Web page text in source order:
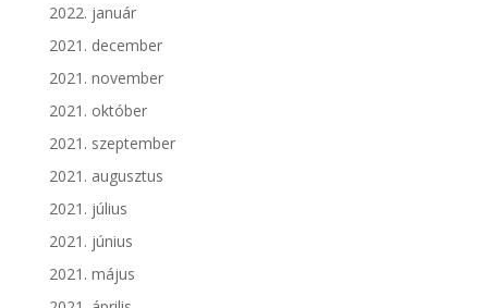
2022. január
2021. december
2021. november
2021. október
2021. szeptember
2021. augusztus
2021. július
2021. június
2021. május